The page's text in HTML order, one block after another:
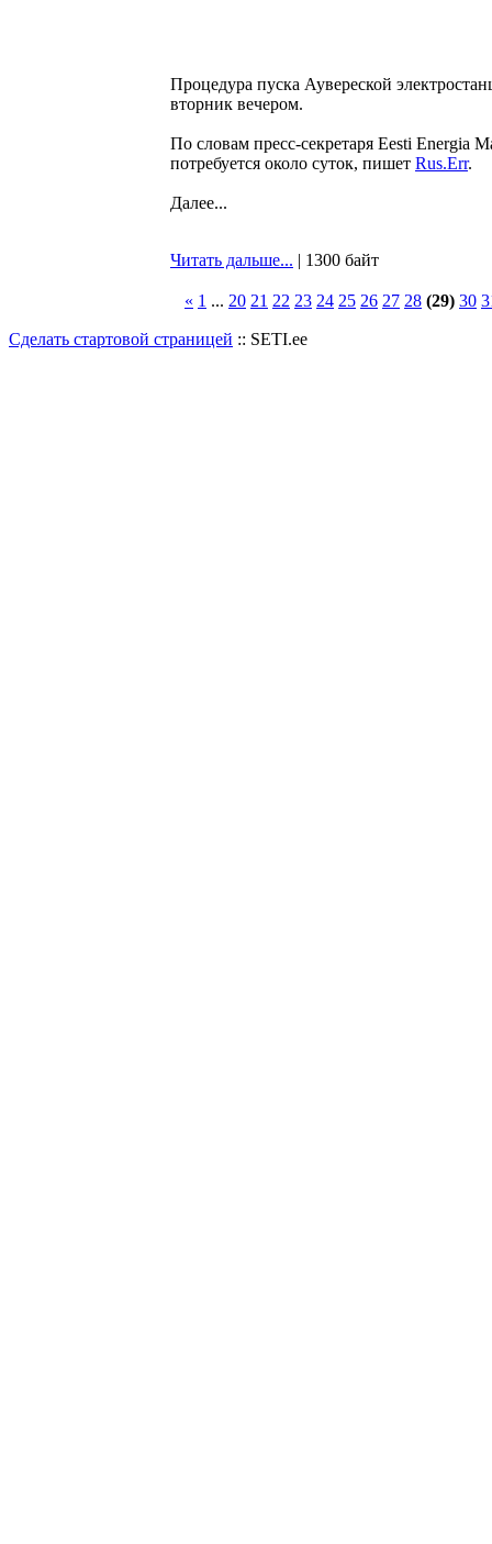
Процедура пуска Аувереской
вторник вечером.
По словам пресс-секретаря Eesti Energia
потребуется около суток, пишет Rus.Err.
Далее...
Читать дальше... | 1300 байт
« 1 ... 20 21 22 23 24 25 26 27 28 (29) 30
Сделать стартовой страницей :: SETI.ee